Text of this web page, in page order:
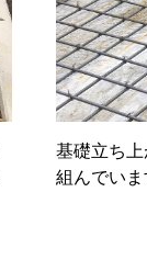
基礎立ち
組んでいま